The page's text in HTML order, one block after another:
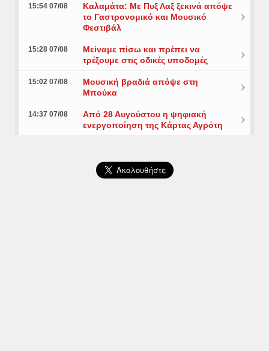
15:54 07/08
Καλαμάτα: Με Πυξ Λαξ ξεκινά απόψε
το Γαστρονομικό και Μουσικό
Φεστιβάλ
15:28 07/08
Μείναμε πίσω και πρέπει να
τρέξουμε στις οδικές υποδομές
15:02 07/08
Μουσική βραδιά απόψε στη
Μπούκα
14:37 07/08
Από 28 Αυγούστου η ψηφιακή
ενεργοποίηση της Κάρτας Αγρότη